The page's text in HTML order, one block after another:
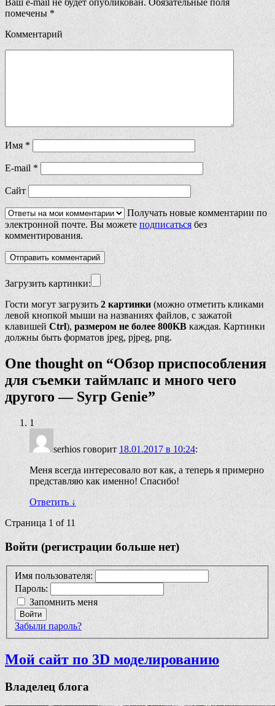
Ваш e-mail не будет опубликован. Обязательные поля
помечены *
Комментарий
Имя *
E-mail *
Сайт
Получать новые комментарии по
электронной почте. Вы можете подписаться без
комментирования.
Загрузить картинки:
Гости могут загрузить 2 картинки (можно отметить кликами
левой кнопкой мыши на названиях файлов, с зажатой
клавишей Ctrl), размером не более 800KB каждая. Картинки
должны быть форматов jpeg, pjpeg, png.
One thought on “Обзор приспособления
для съемки таймлапс и много чего
другого — Syrp Genie”
1
serhios говорит 18.01.2017 в 10:24:
Меня всегда интересовало вот как, а теперь я примерно
представляю как именно! Спасибо!
Ответить ↓
Страница 1 of 11
Войти (регистрации больше нет)
Имя пользователя:
Пароль:
Запомнить меня
Войти
Забыли пароль?
Мой сайт по 3D моделированию
Владелец блога